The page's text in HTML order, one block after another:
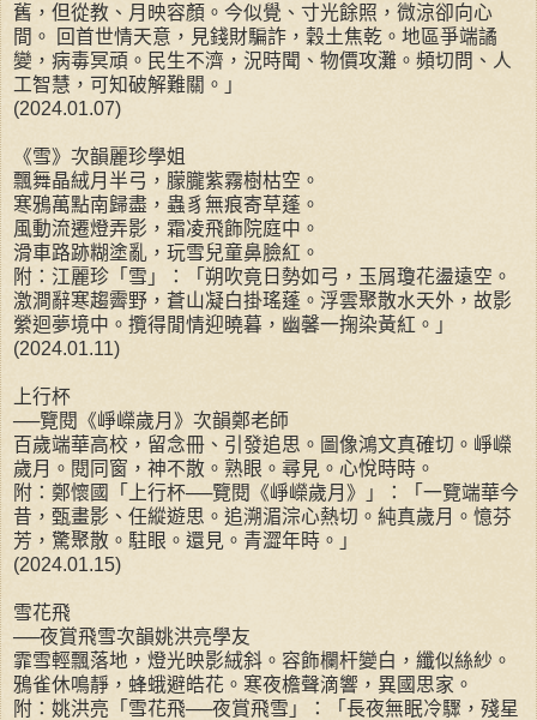
舊，但從教、月映容顏。今似覺、寸光餘照，微涼卻向心
間。 回首世情天意，見錢財騙詐，穀土焦乾。地區爭端譎
變，病毒冥頑。民生不濟，況時聞、物價攻灘。頻切問、人
工智慧，可知破解難關。」
(2024.01.07)
《雪》次韻麗珍學姐
飄舞晶絨月半弓，朦朧紫霧樹枯空。
寒鴉萬點南歸盡，蟲豸無痕寄草蓬。
風動流遷燈弄影，霜凌飛飾院庭中。
滑車路跡糊塗亂，玩雪兒童鼻臉紅。
附：江麗珍「雪」：「朔吹竟日勢如弓，玉屑瓊花盪遠空。
激澗辭寒趨霽野，蒼山凝白掛瑤蓬。浮雲聚散水天外，故影
縈迴夢境中。攬得閒情迎曉暮，幽馨一掬染黃紅。」
(2024.01.11)
上行杯
──覽閱《崢嶸歲月》次韻鄭老師
百歲端華高校，留念冊、引發追思。圖像鴻文真確切。崢嶸
歲月。閱同窗，神不散。熟眼。尋見。心悅時時。
附：鄭懷國「上行杯──覽閱《崢嶸歲月》」：「一覽端華今
昔，甄畫影、任縱遊思。追溯湄淙心熱切。純真歲月。憶芬
芳，驚聚散。駐眼。還見。青澀年時。」
(2024.01.15)
雪花飛
──夜賞飛雪次韻姚洪亮學友
霏雪輕飄落地，燈光映影絨斜。容飾欄杆變白，纖似絲紗。
鴉雀休鳴靜，蜂蛾避皓花。寒夜檐聲滴響，異國思家。
附：姚洪亮「雪花飛──夜賞飛雪」：「長夜無眠冷驟，殘星